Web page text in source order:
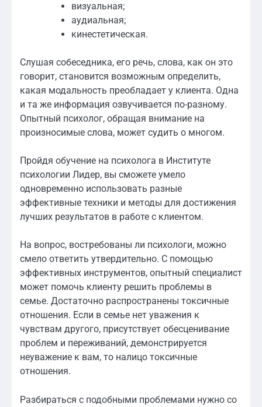
визуальная;
аудиальная;
кинестетическая.
Слушая собеседника, его речь, слова, как он это
говорит, становится возможным определить,
какая модальность преобладает у клиента. Одна
и та же информация озвучивается по-разному.
Опытный психолог, обращая внимание на
произносимые слова, может судить о многом.
Пройдя обучение на психолога в Институте
психологии Лидер, вы сможете умело
одновременно использовать разные
эффективные техники и методы для достижения
лучших результатов в работе с клиентом.
На вопрос, востребованы ли психологи, можно
смело ответить утвердительно. С помощью
эффективных инструментов, опытный специалист
может помочь клиенту решить проблемы в
семье. Достаточно распространены токсичные
отношения. Если в семье нет уважения к
чувствам другого, присутствует обесценивание
проблем и переживаний, демонстрируется
неуважение к вам, то налицо токсичные
отношения.
Разбираться с подобными проблемами нужно со